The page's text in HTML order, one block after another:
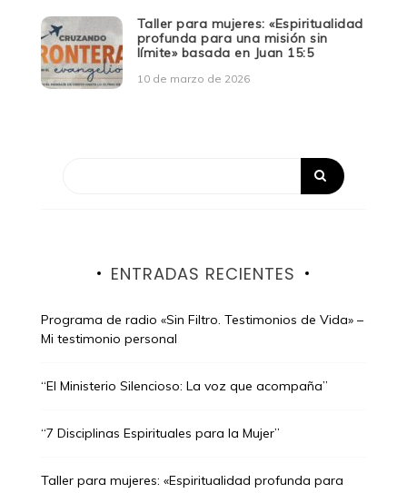
Taller para mujeres: «Espiritualidad
profunda para una misión sin
límite» basada en Juan 15:5
10 de marzo de 2026
ENTRADAS RECIENTES
Programa de radio «Sin Filtro. Testimonios de Vida» –
Mi testimonio personal
“El Ministerio Silencioso: La voz que acompaña”
“7 Disciplinas Espirituales para la Mujer”
Taller para mujeres: «Espiritualidad profunda para